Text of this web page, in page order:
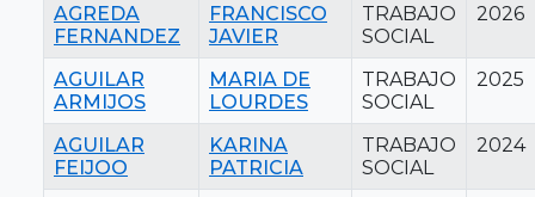
AGREDA
FERNANDEZ
FRANCISCO
JAVIER
TRABAJO
SOCIAL
2026
AGUILAR
ARMIJOS
MARIA DE
LOURDES
TRABAJO
SOCIAL
2025
AGUILAR
FEIJOO
KARINA
PATRICIA
TRABAJO
SOCIAL
2024